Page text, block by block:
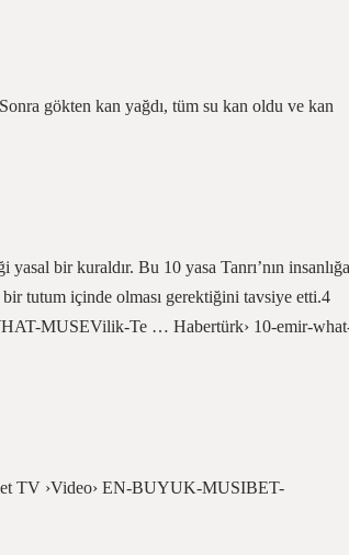
gökten kan yağdı, tüm su kan oldu ve kan
bir kuraldır. Bu 10 yasa Tanrı’nın insanlığa
bir tutum içinde olması gerektiğini tavsiye etti.4
MUSEVilik-Te … Habertürk› 10-emir-
TV ›Video› EN-BUYUK-MUSIBET-